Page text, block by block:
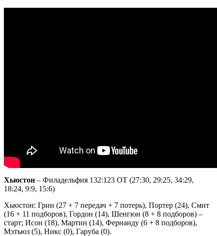
Хьюстон – Филадельфия 132:123 OT (27:30, 29:25, 34:29,
18:24, 9:9, 15:6)
Хьюстон: Грин (27 + 7 передач + 7 потерь), Портер (24), Смит
(16 + 11 подборов), Гордон (14), Шенгюн (8 + 8 подборов) –
старт; Исон (18), Мартин (14), Фернанду (6 + 8 подборов),
Мэтьюз (5), Никс (0), Гаруба (0).